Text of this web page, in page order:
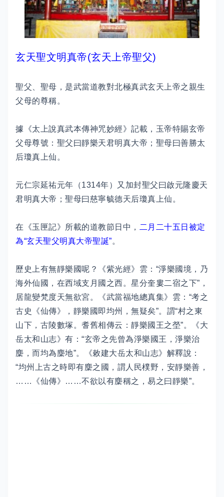
玄天聖文明真帝(玄天上帝聖父)
聖父、聖母，是武當道教對北極真武玄天上帝之親生
父母的尊稱。
據《太上說真武本傳神咒妙經》記載，玉帝特賜玄帝
父母尊號：聖父曰靜樂天君明真大帝；聖母曰善勝太
后瓊真上仙。
元仁宗延祐元年（1314年）又加封聖父曰啟元隆慶天
君明真大帝；聖母曰慈寧毓德天后瓊真上仙。
在《玉匣記》所載的道教節日中， 二月二十五日被定
為“玄天聖父明真大帝聖誕”。
歷史上有無靜樂國呢？《紫光經》雲：“淨樂國境，乃
海外仙國，在西域支月國之西。星分奎婁二宿之下”，
居龍變梵度天無欲宮。《武當福地總真集》雲：“考之
古史《仙傳》，靜樂國即均州，無疑矣”。謂“村之東
山下，古陵數塚。耆舊相傳云：靜樂國王之塋”。《大
岳太和山志》有：“玄帝之先曾為淨樂國王，淨樂治
麇，而均為麇地”。《敕建大岳太和山志》解釋說：
“均州上古之時即有麇之國，謂人民樸野，安靜樂善，
……《仙傳》……不欲以有麇稱之，易之曰靜樂”。